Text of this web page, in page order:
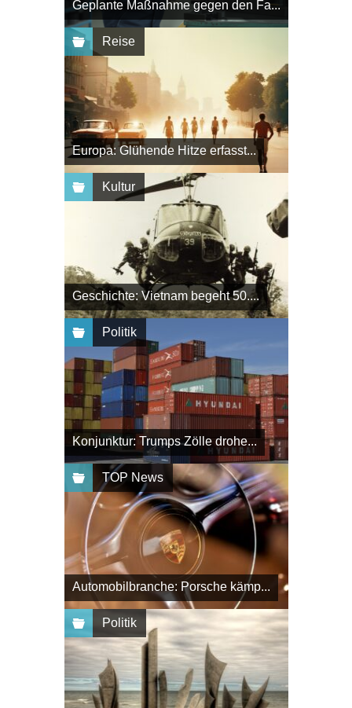
Geplante Maßnahme gegen den Fa...
Reise
Europa: Glühende Hitze erfasst...
Kultur
Geschichte: Vietnam begeht 50....
Politik
Konjunktur: Trumps Zölle drohe...
TOP News
Automobilbranche: Porsche kämp...
Politik